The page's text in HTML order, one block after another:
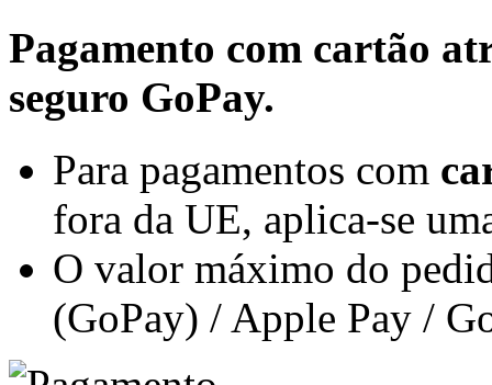
Pagamento com cartão
seguro GoPay.
Para pagamentos com
fora da UE, aplica-se
O valor máximo do
(GoPay) / Apple Pay /